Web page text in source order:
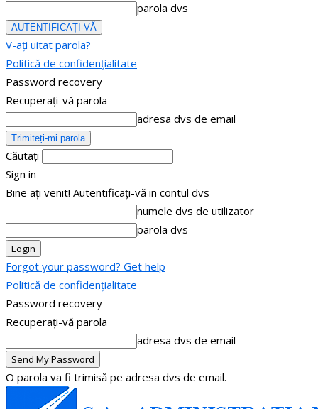
parola dvs
V-ați uitat parola?
Politică de confidențialitate
Password recovery
Recuperați-vă parola
adresa dvs de email
Căutați
Sign in
Bine ați venit! Autentificați-vă in contul dvs
numele dvs de utilizator
parola dvs
Forgot your password? Get help
Politică de confidențialitate
Password recovery
Recuperați-vă parola
adresa dvs de email
O parola va fi trimisă pe adresa dvs de email.